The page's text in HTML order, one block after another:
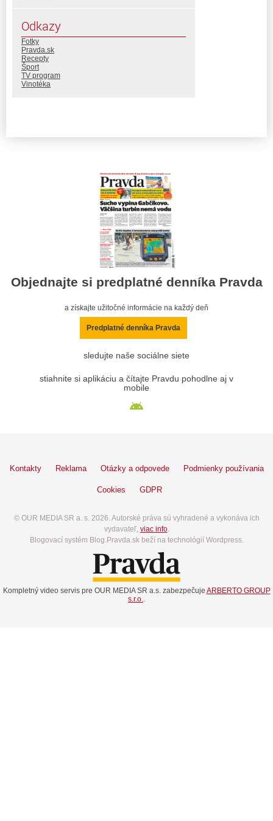
Odkazy
Fotky
Pravda.sk
Recepty
Šport
TV program
Vinotéka
Objednajte si predplatné denníka Pravda
a získajte užitočné informácie na každý deň
Predplatné denníka Pravda
sledujte naše sociálne siete
stiahnite si aplikáciu a čítajte Pravdu pohodlne aj v
mobile
Kontakty Reklama Otázky a odpovede Podmienky používania
Cookies GDPR
© OUR MEDIA SR a. s. 2026. Autorské práva sú vyhradené a vykonáva ich
vydavateľ, viac info.
Blogovací systém Blog.Pravda.sk beží na technológií Wordpress.
Kompletný video servis pre OUR MEDIA SR a.s. zabezpečuje ARBERTO GROUP
s.r.o..